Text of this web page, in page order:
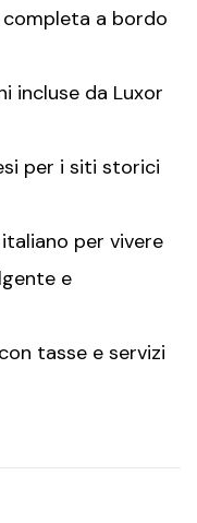
a bordo
incluse da Luxor
per i siti storici
per vivere
e
tasse e servizi